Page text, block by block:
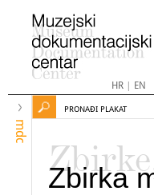
HR| EN
mdc
PRONAĐI PLAKAT
Zbirka